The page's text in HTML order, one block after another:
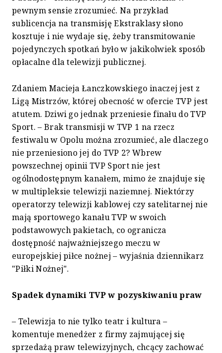
pewnym sensie zrozumieć. Na przykład
sublicencja na transmisję Ekstraklasy słono
kosztuje i nie wydaje się, żeby transmitowanie
pojedynczych spotkań było w jakikolwiek sposób
opłacalne dla telewizji publicznej.
Zdaniem Macieja Łanczkowskiego inaczej jest z
Ligą Mistrzów, której obecność w ofercie TVP jest
atutem. Dziwi go jednak przeniesie finału do TVP
Sport. – Brak transmisji w TVP 1 na rzecz
festiwalu w Opolu można zrozumieć, ale dlaczego
nie przeniesiono jej do TVP 2? Wbrew
powszechnej opinii TVP Sport nie jest
ogólnodostępnym kanałem, mimo że znajduje się
w multipleksie telewizji naziemnej. Niektórzy
operatorzy telewizji kablowej czy satelitarnej nie
mają sportowego kanału TVP w swoich
podstawowych pakietach, co ogranicza
dostępność najważniejszego meczu w
europejskiej piłce nożnej – wyjaśnia dziennikarz
"Piłki Nożnej".
Spadek dynamiki TVP w pozyskiwaniu praw
– Telewizja to nie tylko teatr i kultura –
komentuje menedżer z firmy zajmującej się
sprzedażą praw telewizyjnych, chcący zachować